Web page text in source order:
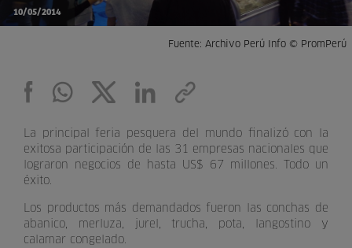
10/05/2014
Fuente: Archivo Perú Info © PromPerú
La principal feria pesquera del mundo finalizó con la
exitosa participación de las 31 empresas nacionales que
lograron negocios de hasta US$ 67 millones. Todo un
éxito.
Los productos más demandados fueron las conchas de
abanico, merluza, jurel, trucha, pota, langostino y
calamar congelado.